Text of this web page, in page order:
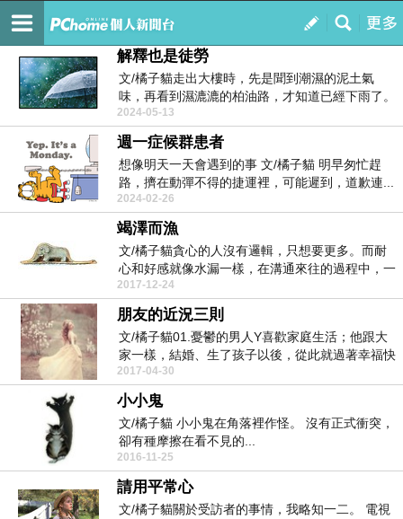
我的
訂閱
想飛的貓
解釋也是徒勞
文/橘子貓走出大樓時，先是聞到潮濕的泥土氣
味，再看到濕漉漉的柏油路，才知道已經下雨了。
晚上行走的...
2024-05-13
週一症候群患者
想像明天一天會遇到的事 文/橘子貓 明早匆忙趕
路，擠在動彈不得的捷運裡，可能遲到，道歉連...
2024-02-26
竭澤而漁
文/橘子貓貪心的人沒有邏輯，只想要更多。而耐
心和好感就像水漏一樣，在溝通來往的過程中，一
點一滴的流光...
2017-12-24
朋友的近況三則
文/橘子貓01.憂鬱的男人Y喜歡家庭生活；他跟大
家一樣，結婚、生了孩子以後，從此就過著幸福快
樂的日子...
2017-04-30
小小鬼
文/橘子貓 小小鬼在角落裡作怪。 沒有正式衝突，
卻有種摩擦在看不見的...
2016-11-25
請用平常心
文/橘子貓關於受訪者的事情，我略知一二。 電視